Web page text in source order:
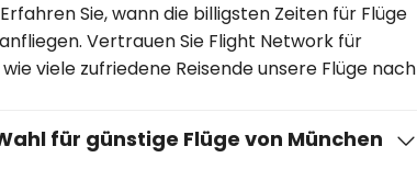
Sie, wann die billigsten Zeiten für Flüge
Vertrauen Sie Flight Network für
viele zufriedene Reisende unsere Flüge nach
für günstige Flüge von München